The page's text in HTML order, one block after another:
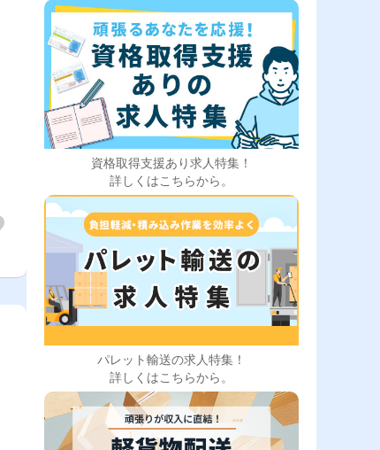
資格取得支援あり求人特集！
詳しくはこちらから。
パレット輸送の求人特集！
詳しくはこちらから。